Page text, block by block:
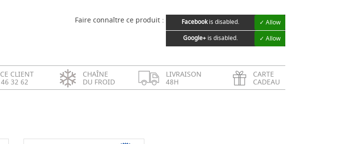
Faire connaître ce produit : Facebookis disabled.
✓ Allow
Google+is disabled. ✓ Allow
CLIENT
32 62
CHAÎNE
DU FROID
LIVRAISON
48H
CARTE
CADEAU